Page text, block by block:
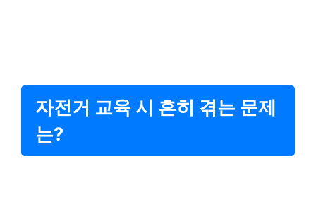
자전거 교육 시 흔히 겪는 문제
는?